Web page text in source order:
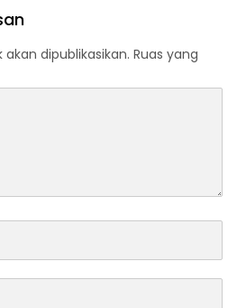
dipublikasikan. Ruas yang